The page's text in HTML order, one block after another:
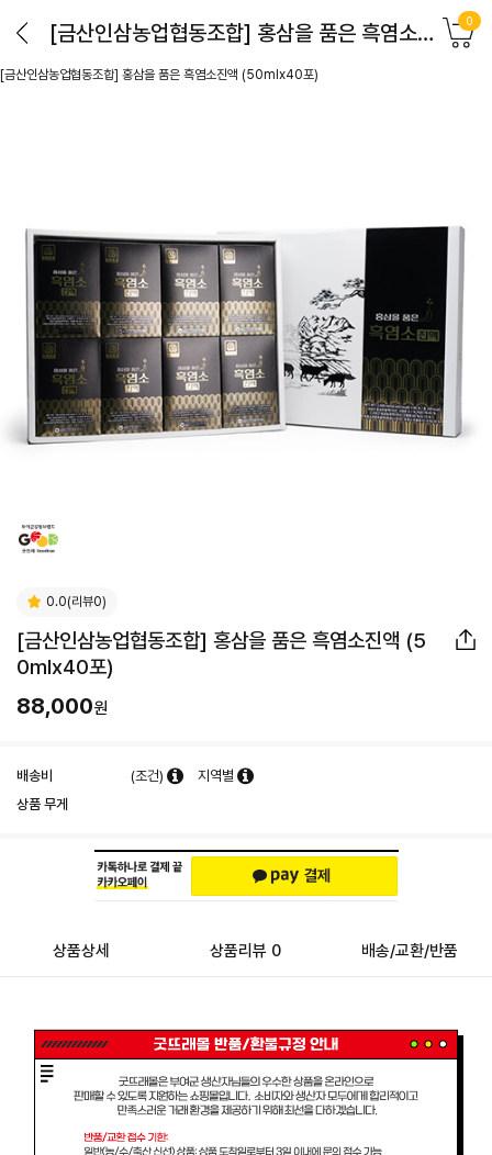
[금산인삼농업협동조합] 홍삼을 품은 흑염소진액 (50mlx40포) 0
[금산인삼농업협동조합] 홍삼을 품은 흑염소진액 (50mlx40포)
0.0(리뷰0)
[금산인삼농업협동조합] 홍삼을 품은 흑염소진액 (5
0mlx40포)
88,000원
배송비 (조건)
지역별
상품 무게
상품상세 상품리뷰 0 배송/교환/반품